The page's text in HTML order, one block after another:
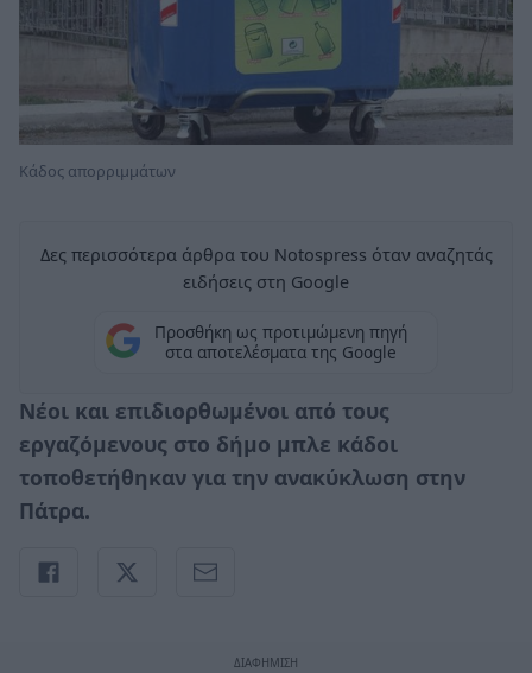
Κάδος απορριμμάτων
Δες περισσότερα άρθρα του Notospress όταν αναζητάς
ειδήσεις στη Google
Προσθήκη ως προτιμώμενη πηγή
στα αποτελέσματα της Google
Νέοι και επιδιορθωμένοι από τους
εργαζόμενους στο δήμο μπλε κάδοι
τοποθετήθηκαν για την ανακύκλωση στην
Πάτρα.